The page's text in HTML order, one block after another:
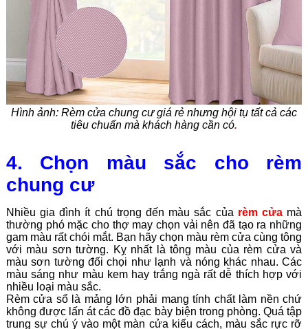
Hình ảnh: Rèm cửa chung cư giá rẻ nhưng hội tụ tất cả các
tiêu chuẩn mà khách hàng cần có.
4. Chọn màu sắc cho rèm
chung cư
Nhiều gia đình ít chú trọng đến màu sắc của rèm cửamà
thường phó mặc cho thợ may chọn vải nên đã tạo ra những
gam màu rất chói mắt. Bạn hãy chọn màu rèm cửa cùng tông
với màu sơn tường. Kỵ nhất là tông màu của rèm cửa và
màu sơn tường đối chọi như lạnh và nóng khác nhau. Các
màu sáng như màu kem hay trắng ngà rất dễ thích hợp với
nhiều loại màu sắc.
Rèm cửa sổ là mảng lớn phải mang tính chất làm nền chứ
không được lấn át các đồ đạc bày biện trong phòng. Quá tập
trung sự chú ý vào một màn cửa kiểu cách, màu sắc rực rỡ